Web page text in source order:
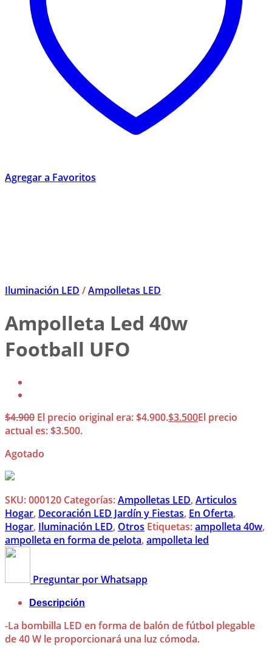
Agregar a Favoritos
Iluminación LED /Ampolletas LED
Ampolleta Led 40w
Football UFO
$4.900 El precio original era: $4.900.$3.500El precio
actual es: $3.500.
Agotado
SKU:000120 Categorías:Ampolletas LED, Articulos
Hogar, Decoración LED Jardín y Fiestas, En Oferta,
Hogar, Iluminación LED, Otros Etiquetas:ampolleta 40w,
ampolleta en forma de pelota, ampolleta led
Preguntar por Whatsapp
Descripción
-La bombilla LED en forma de balón de fútbol plegable
de 40 W le proporcionará una luz cómoda.